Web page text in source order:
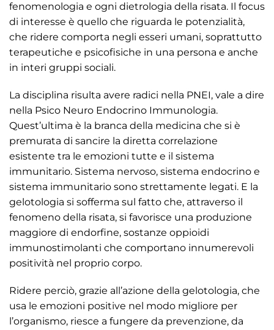
fenomenologia e ogni dietrologia della risata. Il focus
di interesse è quello che riguarda le potenzialità,
che ridere comporta negli esseri umani, soprattutto
terapeutiche e psicofisiche in una persona e anche
in interi gruppi sociali.
La disciplina risulta avere radici nella PNEI, vale a dire
nella Psico Neuro Endocrino Immunologia.
Quest’ultima è la branca della medicina che si è
premurata di sancire la diretta correlazione
esistente tra le emozioni tutte e il sistema
immunitario. Sistema nervoso, sistema endocrino e
sistema immunitario sono strettamente legati. E la
gelotologia si sofferma sul fatto che, attraverso il
fenomeno della risata, si favorisce una produzione
maggiore di endorfine, sostanze oppioidi
immunostimolanti che comportano innumerevoli
positività nel proprio corpo.
Ridere perciò, grazie all’azione della gelotologia, che
usa le emozioni positive nel modo migliore per
l’organismo, riesce a fungere da prevenzione, da